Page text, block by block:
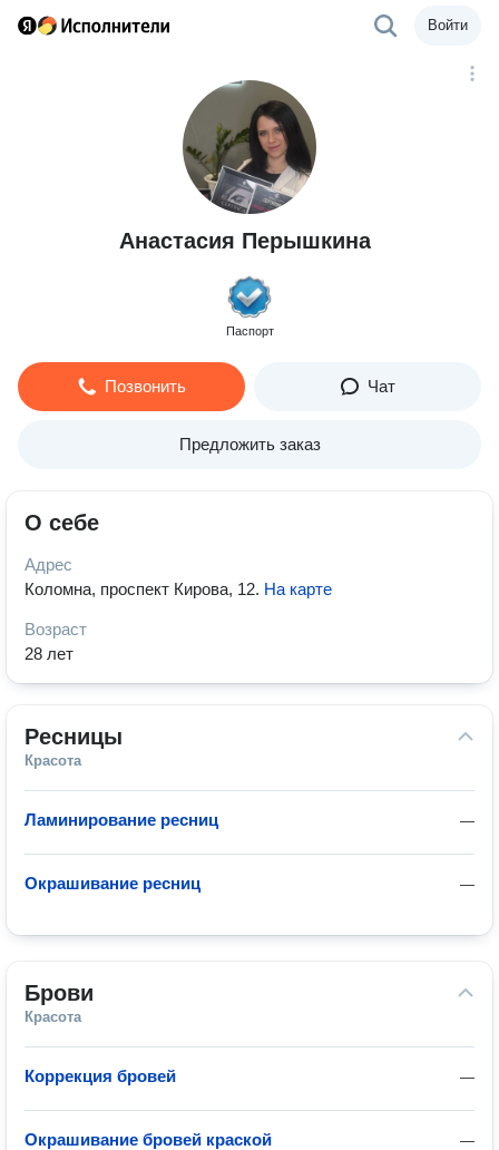
Войти
Анастасия Перышкина
Паспорт
Позвонить Чат
Предложить заказ
О себе
Адрес
Коломна, проспект Кирова, 12. На карте
Возраст
28 лет
Ресницы
Красота
—
Ламинирование ресниц
—
Окрашивание ресниц
Брови
Красота
—
Коррекция бровей
—
Окрашивание бровей краской